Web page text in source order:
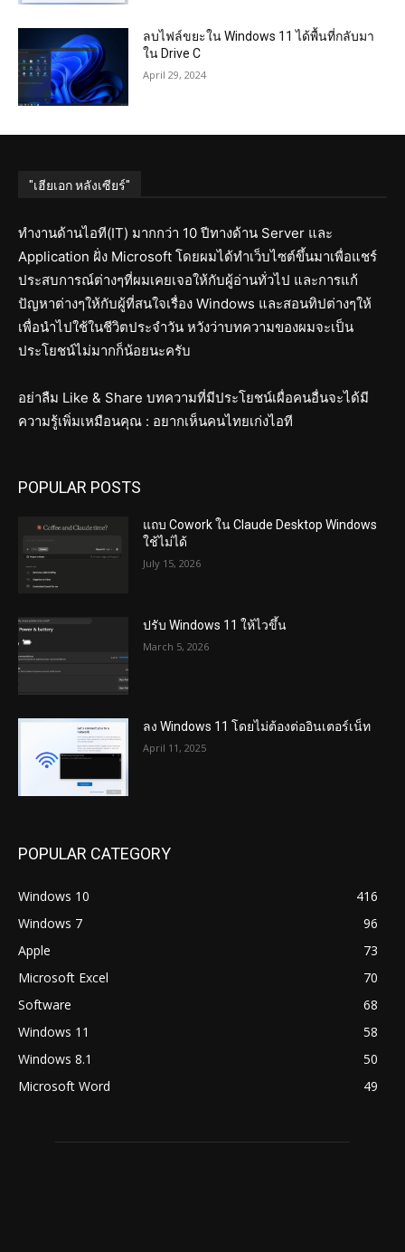
ลบไฟล์ขยะใน Windows 11 ได้พื้นที่กลับมา
ใน Drive C
April 29, 2024
"เฮียเอก หลังเซียร์"
ทำงานด้านไอที(IT) มากกว่า 10 ปีทางด้าน Server และ
Application ฝั่ง Microsoft โดยผมได้ทำเว็บไซต์ขึ้นมาเพื่อแชร์
ประสบการณ์ต่างๆที่ผมเคยเจอให้กับผู้อ่านทั่วไป และการแก้
ปัญหาต่างๆให้กับผู้ที่สนใจเรื่อง Windows และสอนทิปต่างๆให้
เพื่อนำไปใช้ในชีวิตประจำวัน หวังว่าบทความของผมจะเป็น
ประโยชน์ไม่มากก็น้อยนะครับ
อย่าลืม Like & Share บทความที่มีประโยชน์เผื่อคนอื่นจะได้มี
ความรู้เพิ่มเหมือนคุณ : อยากเห็นคนไทยเก่งไอที
POPULAR POSTS
แถบ Cowork ใน Claude Desktop Windows
ใช้ไม่ได้
July 15, 2026
ปรับ Windows 11 ให้ไวขึ้น
March 5, 2026
ลง Windows 11 โดยไม่ต้องต่ออินเตอร์เน็ท
April 11, 2025
POPULAR CATEGORY
Windows 10
416
Windows 7
96
Apple
73
Microsoft Excel
70
Software
68
Windows 11
58
Windows 8.1
50
Microsoft Word
49